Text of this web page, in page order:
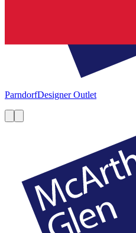
ParndorfDesigner Outlet